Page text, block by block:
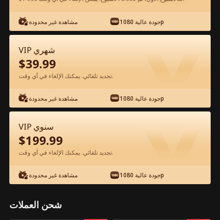
شاهد مجانًا في التطبيق
1-29
15 16 18
مشاهدة غير محدودة جودة عالية 1080p
VIP شهري
$39.99
تجديد تلقائي. يمكنك الإلغاء في أي وقت.
مشاهدة غير محدودة جودة عالية 1080p
VIP سنوي
$199.99
تجديد تلقائي. يمكنك الإلغاء في أي وقت.
مشاهدة غير محدودة جودة عالية 1080p
شحن العملات